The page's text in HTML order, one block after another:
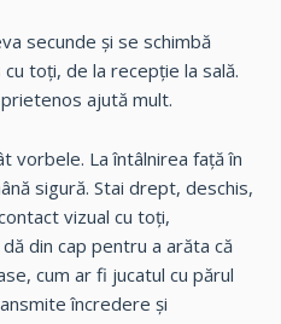
secunde și se schimbă
toți, de la recepție la sală.
ajută mult.
vorbele. La întâlnirea față în
sigură. Stai drept, deschis,
vizual cu toți,
din cap pentru a arăta că
cum ar fi jucatul cu părul
încredere și